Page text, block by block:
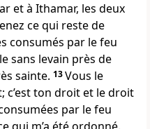
et à Ithamar, les deux
ce qui reste de
consumés par le feu
sans levain près de
sainte. 13Vous le
c’est ton droit et le droit
par le feu